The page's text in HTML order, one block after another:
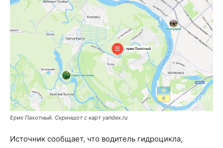
Ерик Пахотный. Скриншот с карт yandex.ru
Источник сообщает, что водитель гидроцикла,